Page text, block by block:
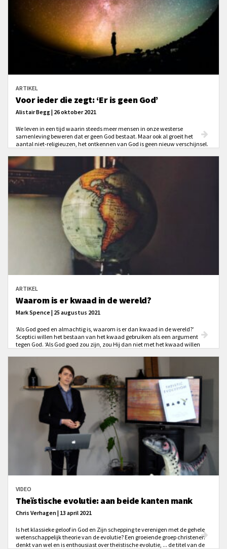
ARTIKEL
Voor ieder die zegt: ‘Er is geen God’
Alistair Begg | 26 oktober 2021
We leven in een tijd waarin steeds meer mensen in onze westerse
samenleving beweren dat er geen God bestaat. Maar ook al groeit het
aantal niet-religieuzen, het ontkennen van God is geen nieuw verschijnsel.
ARTIKEL
Waarom is er kwaad in de wereld?
Mark Spence | 25 augustus 2021
‘Als God goed en almachtig is, waarom is er dan kwaad in de wereld?’
Sceptici willen het bestaan van het kwaad gebruiken als een argument
tegen God. ‘Als God goed zou zijn, zou Hij dan niet met het kwaad willen
VIDEO
Theïstische evolutie: aan beide kanten mank
Chris Verhagen | 13 april 2021
Is het klassieke geloof in God en Zijn schepping te verenigen met de gehele
wetenschappelijk theorie van de evolutie? Een groeiende groep christenen
denkt van wel en is enthousiast over theïstische evolutie, ... de titel van de